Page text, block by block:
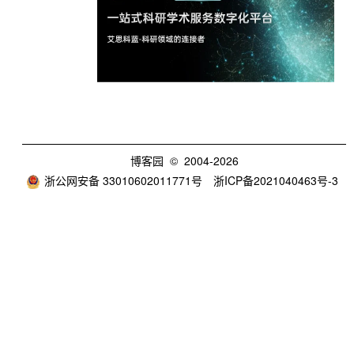
博客园 © 2004-2026
浙公网安备 33010602011771号
浙ICP备2021040463号-3